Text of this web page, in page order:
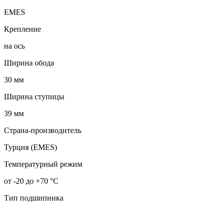
EMES
Крепление
на ось
Ширина обода
30 мм
Ширина ступицы
39 мм
Страна-производитель
Турция (EMES)
Температурный режим
от -20 до +70 °С
Тип подшипника